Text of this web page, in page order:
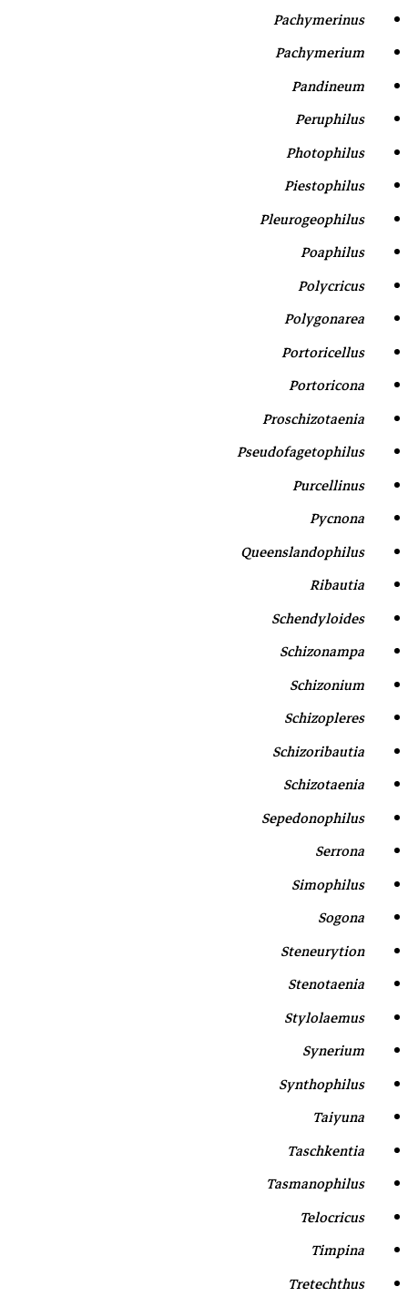
Pachymerinus
Pachymerium
Pandineum
Peruphilus
Photophilus
Piestophilus
Pleurogeophilus
Poaphilus
Polycricus
Polygonarea
Portoricellus
Portoricona
Proschizotaenia
Pseudofagetophilus
Purcellinus
Pycnona
Queenslandophilus
Ribautia
Schendyloides
Schizonampa
Schizonium
Schizopleres
Schizoribautia
Schizotaenia
Sepedonophilus
Serrona
Simophilus
Sogona
Steneurytion
Stenotaenia
Stylolaemus
Synerium
Synthophilus
Taiyuna
Taschkentia
Tasmanophilus
Telocricus
Timpina
Tretechthus